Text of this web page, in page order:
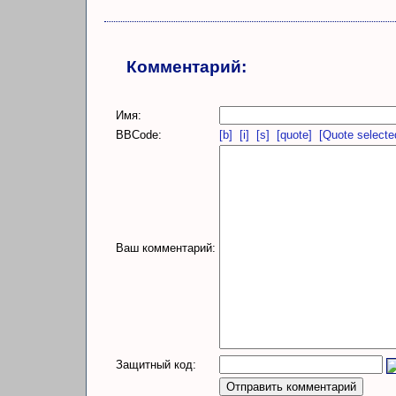
Комментарий:
Имя:
BBCode:
[b] [i] [s] [quote] [Quote
Ваш комментарий:
Защитный код: